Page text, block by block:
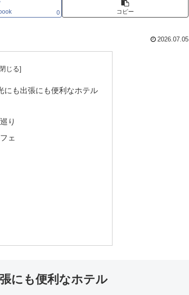
0 コピー
2026.07.05
にも出張にも便利なホテル
り
ェ
にも便利なホテル